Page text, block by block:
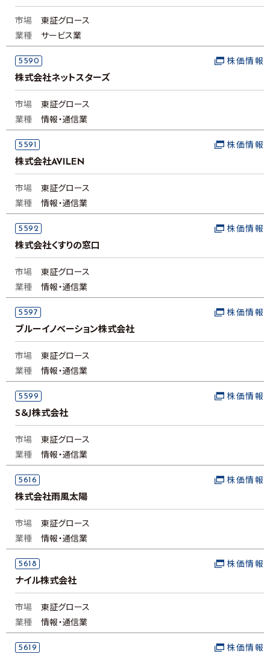
市場
東証グロース
業種
サービス業
5590
株式会社ネットスターズ
株価情報
市場
東証グロース
業種
情報・通信業
5591
株式会社AVILEN
株価情報
市場
東証グロース
業種
情報・通信業
5592
株式会社くすりの窓口
株価情報
市場
東証グロース
業種
情報・通信業
5597
ブルーイノベーション株式会社
株価情報
市場
東証グロース
業種
情報・通信業
5599
S＆J株式会社
株価情報
市場
東証グロース
業種
情報・通信業
5616
株式会社雨風太陽
株価情報
市場
東証グロース
業種
情報・通信業
5618
ナイル株式会社
株価情報
市場
東証グロース
業種
情報・通信業
5619 株価情報